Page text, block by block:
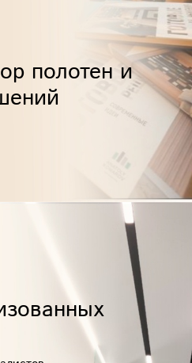
полотен и